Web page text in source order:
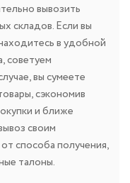
вывозить
складов. Если вы
в удобной
советуем
вы сумеете
сэкономив
и ближе
своим
способа получения,
талоны.